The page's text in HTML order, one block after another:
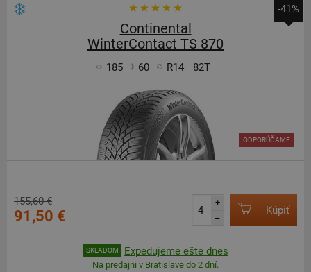
-41%
Continental
WinterContact TS 870
185 60 R14 82T
ODPORÚČAME
155,60 €
91,50 €
+
–
Kúpiť
SKLADOM Expedujeme ešte dnes
Na predajni v Bratislave do 2 dní.